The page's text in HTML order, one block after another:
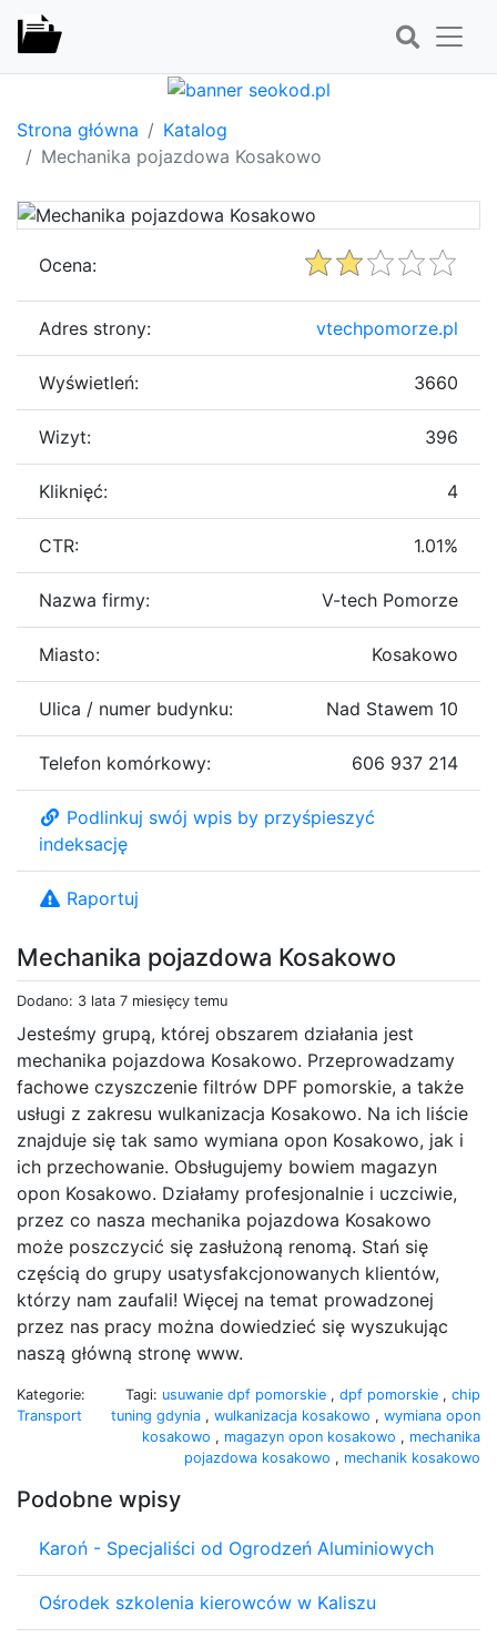
Strona główna
Katalog
Mechanika pojazdowa Kosakowo
Mechanika pojazdowa Kosakowo
Dodano: 3 lata 7 miesięcy temu
Jesteśmy grupą, której obszarem działania jest
mechanika pojazdowa Kosakowo. Przeprowadzamy
fachowe czyszczenie filtrów DPF pomorskie, a także
usługi z zakresu wulkanizacja Kosakowo. Na ich liście
znajduje się tak samo wymiana opon Kosakowo, jak i
ich przechowanie. Obsługujemy bowiem magazyn
opon Kosakowo. Działamy profesjonalnie i uczciwie,
przez co nasza mechanika pojazdowa Kosakowo
może poszczycić się zasłużoną renomą. Stań się
częścią do grupy usatysfakcjonowanych klientów,
którzy nam zaufali! Więcej na temat prowadzonej
przez nas pracy można dowiedzieć się wyszukując
naszą główną stronę www.
Kategorie:
Transport
Tagi: usuwanie dpf pomorskie , dpf pomorskie , chip
tuning gdynia , wulkanizacja kosakowo , wymiana opon
kosakowo , magazyn opon kosakowo , mechanika
pojazdowa kosakowo , mechanik kosakowo
Podobne wpisy
Karoń - Specjaliści od Ogrodzeń Aluminiowych
Ośrodek szkolenia kierowców w Kaliszu
Ocena:
Adres strony: vtechpomorze.pl
Wyświetleń: 3660
Wizyt: 396
Kliknięć: 4
CTR: 1.01%
Nazwa firmy: V-tech Pomorze
Miasto: Kosakowo
Ulica / numer budynku: Nad Stawem 10
Telefon komórkowy: 606 937 214
Podlinkuj swój wpis by przyśpieszyć
indeksację
Raportuj